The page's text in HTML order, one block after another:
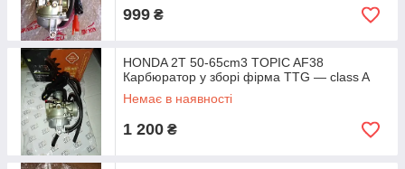
999 ₴
HONDA 2T 50-65cm3 TOPIC AF38
Карбюратор у зборі фірма TTG — class A
Немає в наявності
1 200 ₴